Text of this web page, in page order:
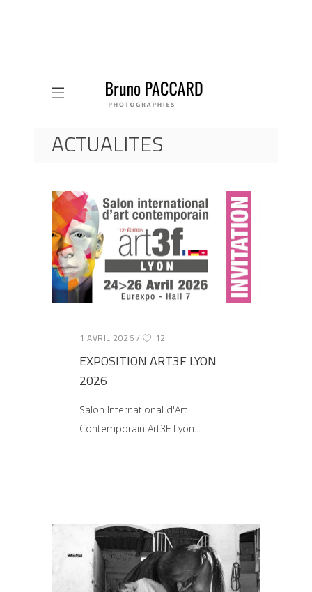
ACTUALITES
1 AVRIL 2026 12
EXPOSITION ART3F LYON
2026
Salon International d'Art
Contemporain Art3F Lyon